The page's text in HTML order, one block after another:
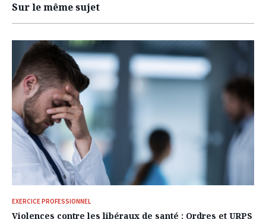
Sur le même sujet
EXERCICE PROFESSIONNEL
Violences contre les libéraux de santé : Ordres et URPS